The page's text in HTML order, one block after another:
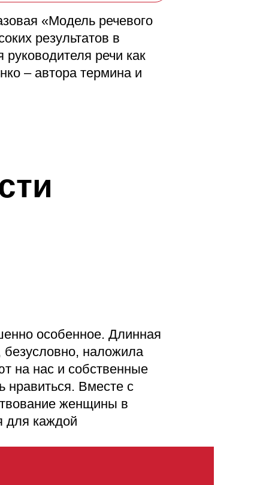
«Модель речевого
результатов в
речи как
– автора термина и
особенное. Длинная
безусловно, наложила
на нас и собственные
нравиться. Вместе с
женщины в
для каждой